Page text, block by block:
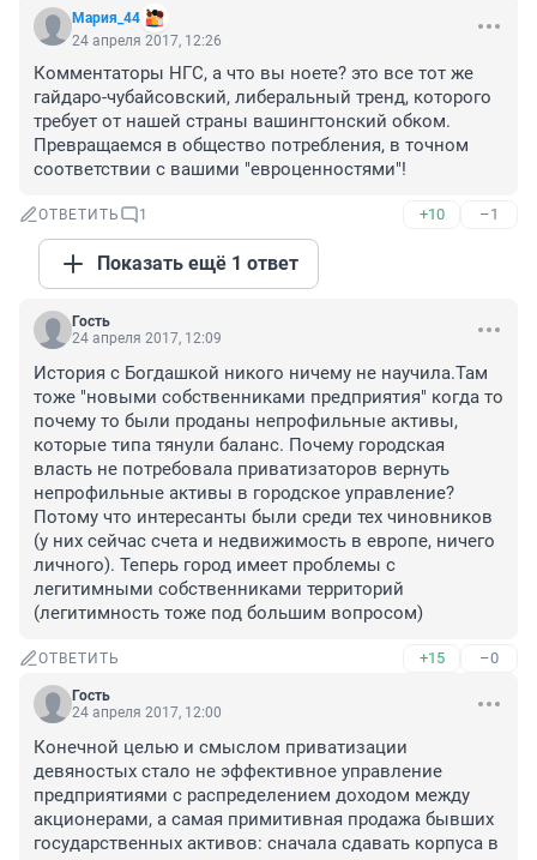
Мария_44
24 апреля 2017, 12:26
Комментаторы НГС, а что вы ноете? это все тот же
гайдаро-чубайсовский, либеральный тренд, которого
требует от нашей страны вашингтонский обком.
Превращаемся в общество потребления, в точном
соответствии с вашими "евроценностями"!
ОТВЕТИТЬ 1 +10 –1
Показать ещё 1 ответ
Гость
24 апреля 2017, 12:09
История с Богдашкой никого ничему не научила.Там
тоже "новыми собственниками предприятия" когда то
почему то были проданы непрофильные активы,
которые типа тянули баланс. Почему городская
власть не потребовала приватизаторов вернуть
непрофильные активы в городское управление?
Потому что интересанты были среди тех чиновников
(у них сейчас счета и недвижимость в европе, ничего
личного). Теперь город имеет проблемы с
легитимными собственниками территорий
(легитимность тоже под большим вопросом)
ОТВЕТИТЬ +15 –0
Гость
24 апреля 2017, 12:00
Конечной целью и смыслом приватизации
девяностых стало не эффективное управление
предприятиями с распределением доходом между
акционерами, а самая примитивная продажа бывших
государственных активов: сначала сдавать корпуса в